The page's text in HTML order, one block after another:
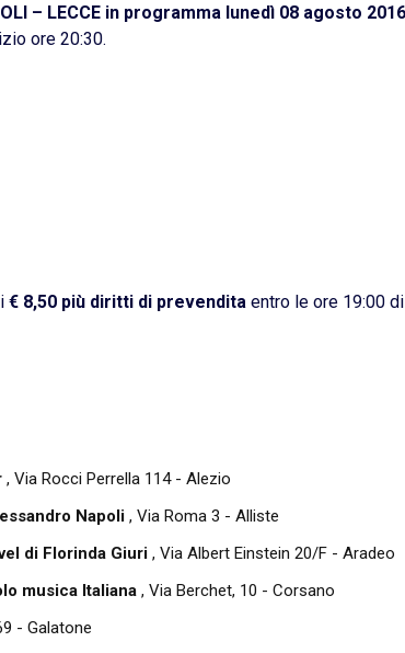
– LECCE in programma lunedì 08 agosto 2016
ore 20:30.
€ 8,50 più diritti di prevendita entro le ore 19:00
, Via Rocci Perrella 114 - Alezio
Napoli , Via Roma 3 - Alliste
di Florinda Giuri , Via Albert Einstein 20/F - Aradeo
musica Italiana , Via Berchet, 10 - Corsano
- Galatone